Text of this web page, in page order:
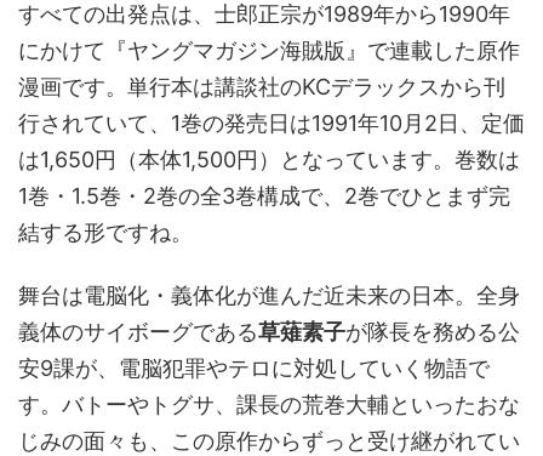
すべての出発点は、士郎正宗が1989年から1990年
にかけて『ヤングマガジン海賊版』で連載した原作
漫画です。単行本は講談社のKCデラックスから刊
行されていて、1巻の発売日は1991年10月2日、定価
は1,650円（本体1,500円）となっています。巻数は
1巻・1.5巻・2巻の全3巻構成で、2巻でひとまず完
結する形ですね。
舞台は電脳化・義体化が進んだ近未来の日本。全身
義体のサイボーグである草薙素子が隊長を務める公
安9課が、電脳犯罪やテロに対処していく物語で
す。バトーやトグサ、課長の荒巻大輔といったおな
じみの面々も、この原作からずっと受け継がれてい